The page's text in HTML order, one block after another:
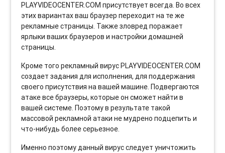
PLAYVIDEOCENTER.COM присутствует всегда. Во всех
этих вариантах ваш браузер переходит на те же
рекламные страницы. Также зловред поражает
ярлыки ваших браузеров и настройки домашней
страницы.
Кроме того рекламный вирус PLAYVIDEOCENTER.COM
создает задания для исполнения, для поддержания
своего присутствия на вашей машине. Подвергаются
атаке все браузеры, которые он сможет найти в
вашей системе. Поэтому в результате такой
массовой рекламной атаки не мудрено подцепить и
что-нибудь более серьезное.
Именно поэтому данный вирус следует уничтожить